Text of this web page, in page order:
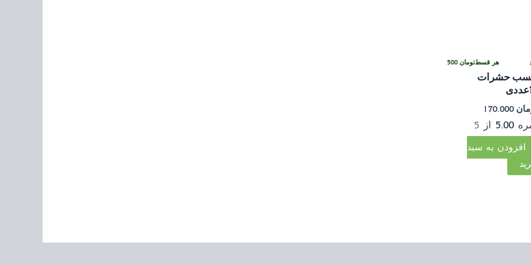
هر قسطتومان42.500
حشرات
5.00 از 5
افزودن به سبد